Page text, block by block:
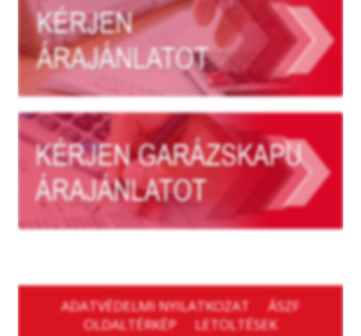
ADATVÉDELMI NYILATKOZAT
ÁSZF
OLDALTÉRKÉP
LETÖLTÉSEK